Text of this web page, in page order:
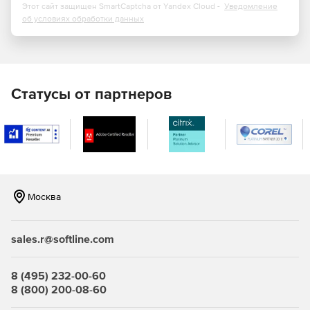
серверами и клиентами для блокирования атак типа
«человек посередине». Консоль eScan Management
антивирусного ПО, соблюдение комплексных политик
информационной безопасности.
Информационная панель. Предоставляет
статистике вирусных инцидентов.
могут назначать права доступа к подключаемым
приложений на компьютерах сотрудников.
Этот сайт защищен SmartCaptcha от Yandex Cloud - Уведомление
об условиях обработки данных
Статусы от партнеров
Москва
sales.r@softline.com
8 (495) 232-00-60
8 (800) 200-08-60